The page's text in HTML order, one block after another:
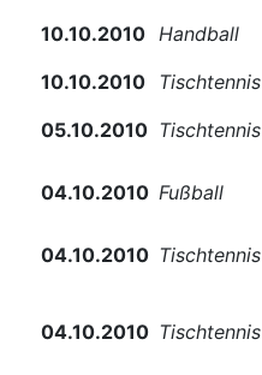
10.10.2010 Handball
10.10.2010 Tischtennis
05.10.2010 Tischtennis
04.10.2010 Fußball
04.10.2010 Tischtennis
04.10.2010 Tischtennis